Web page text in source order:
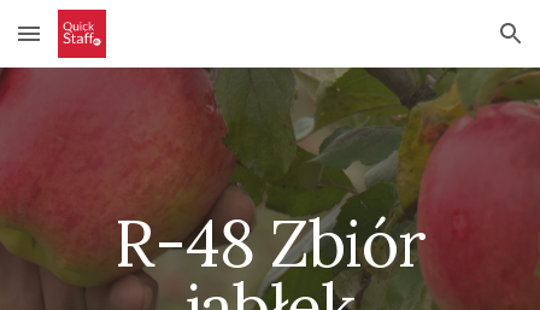
Skip to main content Skip to navigation
R-48Zbiór